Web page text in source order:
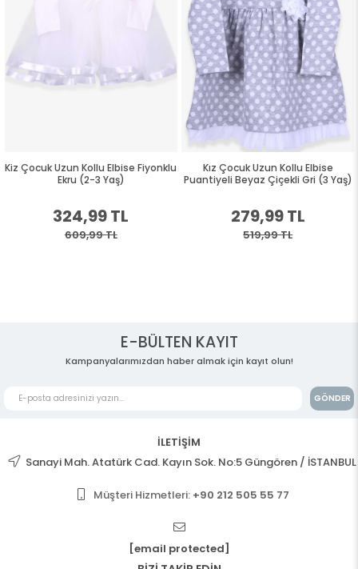
Kiz Çocuk Uzun Kollu Elbise Fiyonklu
Ekru (2-3 Yaş)
324,99 TL
609,99 TL
Kız Çocuk Uzun Kollu Elbise
Puantiyeli Beyaz Çiçekli Gri (3 Yaş)
279,99 TL
519,99 TL
E-BÜLTEN KAYIT
Kampanyalarımızdan haber almak için kayıt olun!
GÖNDER
İLETİŞİM
Sanayi Mah. Atatürk Cad. Kayın Sok. No:5 Güngören / İSTANBUL
Müşteri Hizmetleri: +90 212 505 55 77
[email protected]